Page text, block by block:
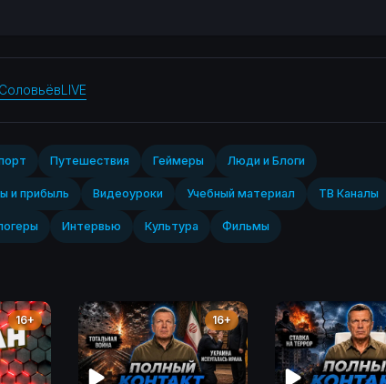
Путешествия Геймеры Люди и Блоги
и прибыль Видеоуроки Учебный материал ТВ Каналы
Интервью Культура Фильмы
16+ 16+